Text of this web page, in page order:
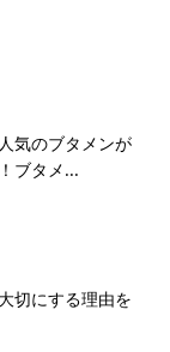
気のブタメンが
ブタメ...
切にする理由を